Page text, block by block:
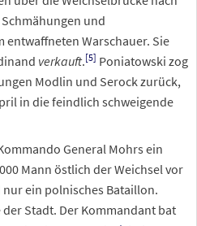
und
entwaffneten Warschauer. Sie
verkauft.[5] Poniatowski zog
Modlin und Serock zurück,
in die feindlich schweigende
General Mohrs ein
Mann östlich der Weichsel vor
ein polnisches Bataillon.
Stadt. Der Kommandant bat